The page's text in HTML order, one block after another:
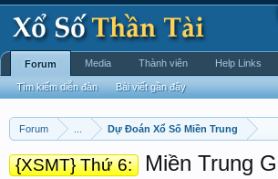
Forum Dự Đoán Xổ Số Miền Trung
{XSMT} Thứ 6:
Miền Trung
Forum
Tìm kiếm diễn đàn Bài viết gần đây
Media Thành viên Help Links